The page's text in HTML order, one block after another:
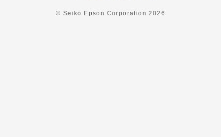
© Seiko Epson Corporation2026